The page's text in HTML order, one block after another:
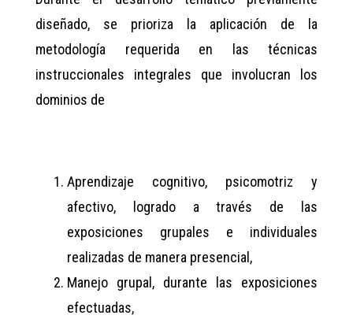
diseñado, se prioriza la aplicación de la
metodología requerida en las técnicas
instruccionales integrales que involucran los
dominios de
Aprendizaje cognitivo, psicomotriz y
afectivo, logrado a través de las
exposiciones grupales e individuales
realizadas de manera presencial,
Manejo grupal, durante las exposiciones
efectuadas,